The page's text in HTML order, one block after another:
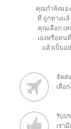
คุณกำลังมอ
ที่ ถูกทางแล้
คุณเลือก เ
เองหรือคน
แล้วเป็น
จัดส่
เลือ
รับป
เรา